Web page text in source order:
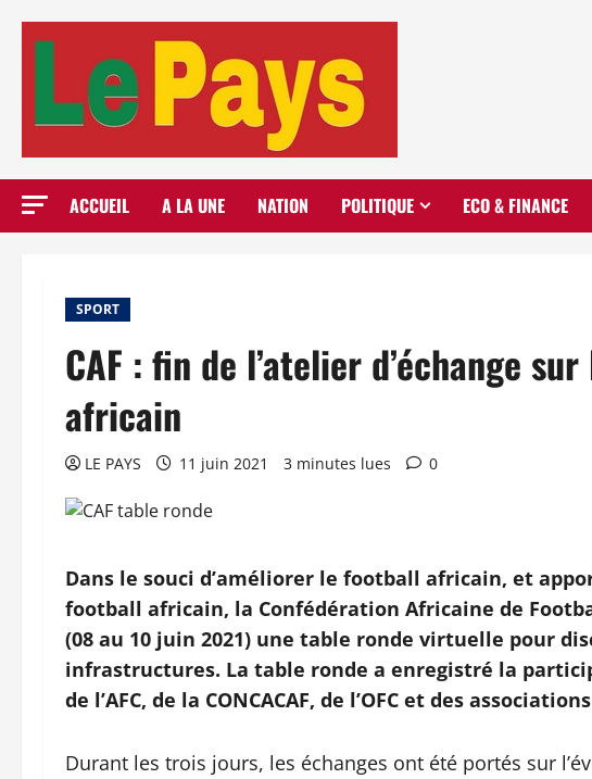
ACCUEIL A LA UNE NATION POLITIQUE ECO & FINANCE
SPORT
CAF : fin de l’atelier d’échange
africain
LE PAYS 11 juin 2021 3 minutes lues 0
Dans le souci d’améliorer le football africain, et
football africain, la Confédération Africaine de
(08 au 10 juin 2021) une table ronde virtuelle pour
infrastructures. La table ronde a enregistré la
de l’AFC, de la CONCACAF, de l’OFC et des
Durant les trois jours, les échanges ont été portés sur